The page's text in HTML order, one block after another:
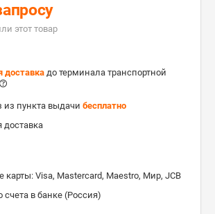
этот товар
доставкадо терминала транспортной
пункта выдачи бесплатно
доставка
карты: Visa, Mastercard, Maestro, Мир, JCB
счета в банке (Россия)